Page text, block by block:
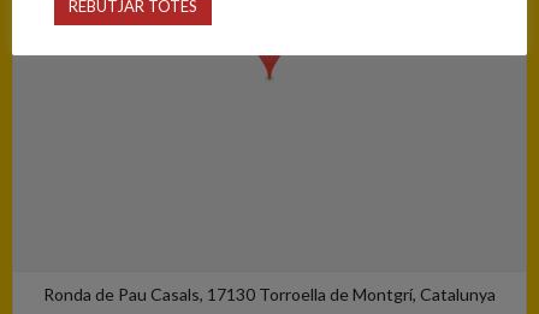
Ronda de Pau Casals, 17130 Torroella de Montgrí, Catalunya
REBUTJAR TOTES